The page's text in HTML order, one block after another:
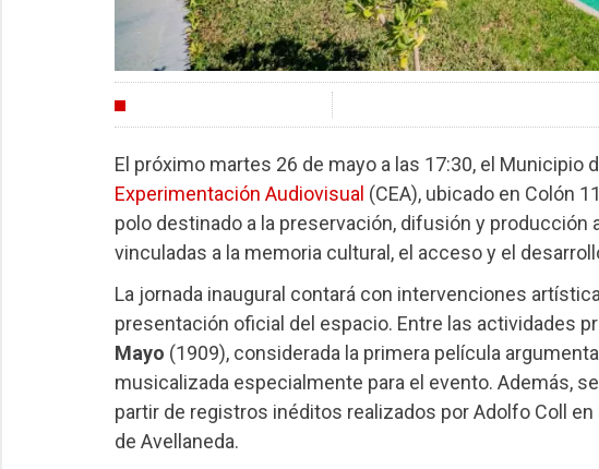
El próximo martes 26 de mayo a las 17:30, el Municipio
Experimentación Audiovisual (CEA), ubicado en Colón
polo destinado a la preservación, difusión y
vinculadas a la memoria cultural, el acceso y el
La jornada inaugural contará con intervenciones
presentación oficial del espacio. Entre las actividades
Mayo (1909), considerada la primera película
musicalizada especialmente para el evento. Además,
partir de registros inéditos realizados por Adolfo Coll
de Avellaneda.